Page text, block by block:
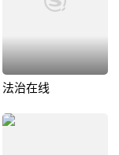
法治在线